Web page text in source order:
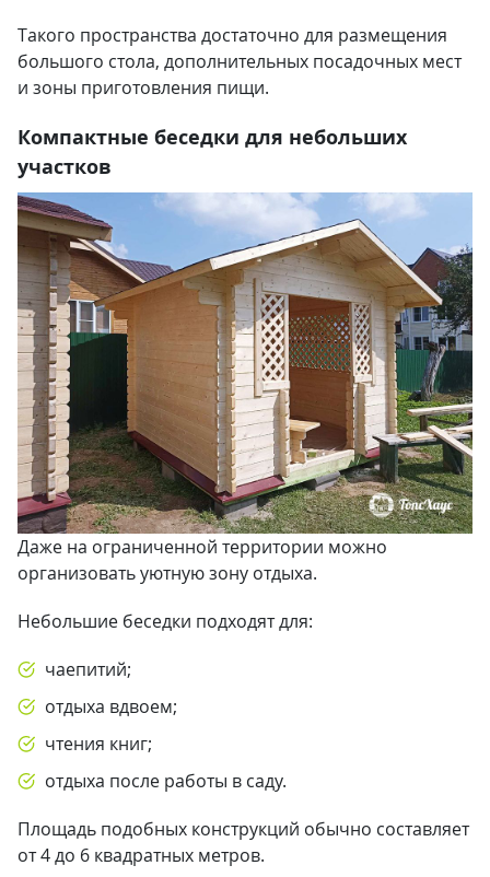
Такого пространства достаточно для размещения
большого стола, дополнительных посадочных мест
и зоны приготовления пищи.
Компактные беседки для небольших
участков
Даже на ограниченной территории можно
организовать уютную зону отдыха.
Небольшие беседки подходят для:
чаепитий;
отдыха вдвоем;
чтения книг;
отдыха после работы в саду.
Площадь подобных конструкций обычно составляет
от 4 до 6 квадратных метров.